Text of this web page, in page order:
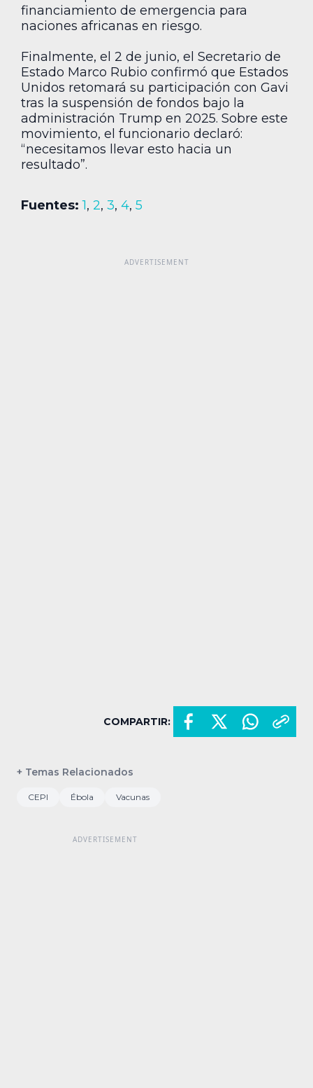
financiamiento de emergencia para
naciones africanas en riesgo.
Finalmente, el 2 de junio, el Secretario de
Estado Marco Rubio confirmó que Estados
Unidos retomará su participación con Gavi
tras la suspensión de fondos bajo la
administración Trump en 2025. Sobre este
movimiento, el funcionario declaró:
“necesitamos llevar esto hacia un
resultado”.
Fuentes: 1, 2, 3, 4, 5
COMPARTIR:
+ Temas Relacionados
CEPI Ébola Vacunas